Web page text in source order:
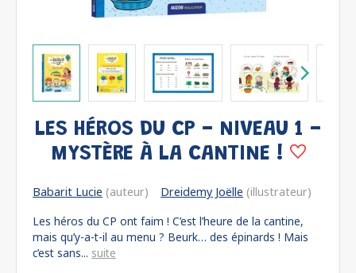
LES HÉROS DU CP - NIVEAU 1 -
MYSTÈRE À LA CANTINE !
Babarit Lucie (auteur) Dreidemy Joëlle (illustrateur)
Les héros du CP ont faim ! C’est l’heure de la cantine,
mais qu’y-a-t-il au menu ? Beurk… des épinards ! Mais
c’est sans... suite